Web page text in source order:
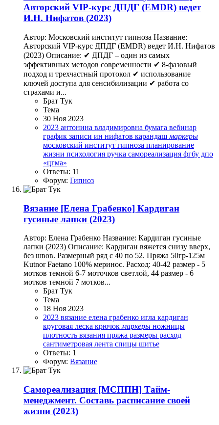
Авторский VIP-курс ДПДГ (EMDR) ведет
И.Н. Нифатов (2023)
Автор: Московский институт гипноза Название:
Авторский VIP-курс ДПДГ (EMDR) ведет И.Н. Нифатов
(2023) Описание: ✔ ДПДГ – один из самых
эффективных методов современности ✔ 8-фазовый
подход и трехчастный протокол ✔ использование
ключей доступа для сенсибилизации ✔ работа со
страхами и...
Брат Тук
Тема
30 Ноя 2023
2023 антонина владимировна бумага вебинар
график записи ин нифатов карандаш маркеры
московский институт гипноза планирование
жизни психология ручка самореализация фгбу дпо
«цгма»
Ответы: 11
Форум: Гипноз
Вязание [Елена Грабенко] Кардиган
гусиные лапки (2023)
Автор: Елена Грабенко Название: Кардиган гусиные
лапки (2023) Описание: Кардиган вяжется снизу вверх,
без швов. Размерный ряд с 40 по 52. Пряжа 50гр-125м
Kutnor Faetano 100% меринос. Расход: 40-42 размер - 5
мотков темной 6-7 моточков светлой, 44 размер - 6
мотков темной 7 мотков...
Брат Тук
Тема
18 Ноя 2023
2023 вязание елена грабенко игла кардиган
круговая леска крючок маркеры ножницы
плотность вязания пряжа размеры расход
сантиметровая лента спицы шитье
Ответы: 1
Форум: Вязание
Самореализация [МСППН] Тайм-
менеджмент. Составь расписание своей
жизни (2023)